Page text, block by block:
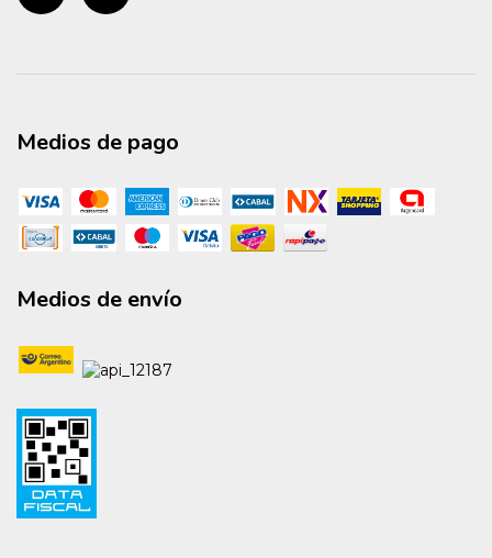
Medios de pago
Medios de envío